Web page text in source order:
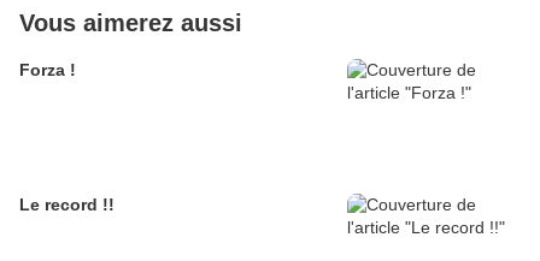
Vous aimerez aussi
Forza !
Le record !!